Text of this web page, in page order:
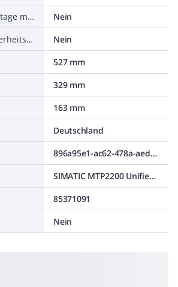
Wand-/Direktmontage möglich
Nein
Geeignet für Sicherheitsfunktionen
Nein
527 mm
329 mm
163 mm
Deutschland
896a95e1-ac62-478a-aed3-7488e581d000
SIMATIC MTP2200 Unified Comfort PRO Neutral Front
85371091
Nein